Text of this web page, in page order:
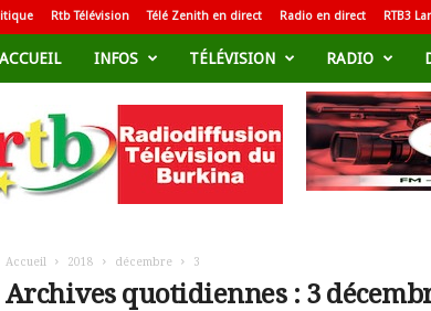
Rtb Télévision Télé Zenith en direct Radio en direct RTB3
ACCUEIL INFOS TÉLÉVISION RADIO
Accueil 2018 décembre 3
Archives quotidiennes : 3